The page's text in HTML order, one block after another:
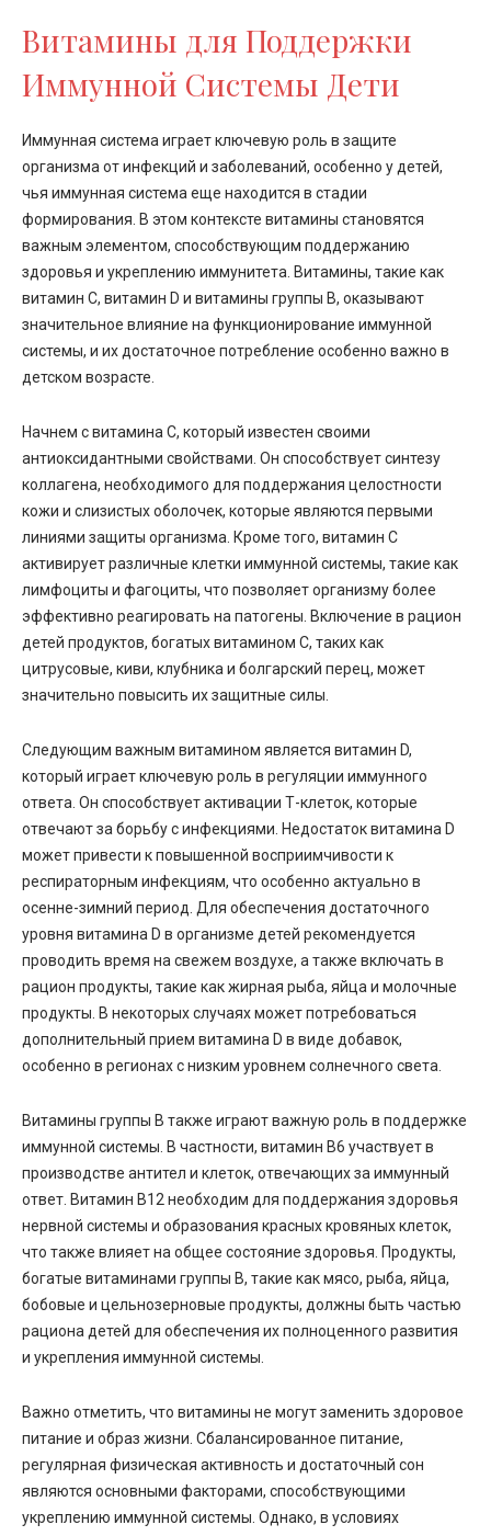
Витамины для Поддержки
Иммунной Системы Дети
Иммунная система играет ключевую роль в защите
организма от инфекций и заболеваний, особенно у детей,
чья иммунная система еще находится в стадии
формирования. В этом контексте витамины становятся
важным элементом, способствующим поддержанию
здоровья и укреплению иммунитета. Витамины, такие как
витамин C, витамин D и витамины группы B, оказывают
значительное влияние на функционирование иммунной
системы, и их достаточное потребление особенно важно в
детском возрасте.
Начнем с витамина C, который известен своими
антиоксидантными свойствами. Он способствует синтезу
коллагена, необходимого для поддержания целостности
кожи и слизистых оболочек, которые являются первыми
линиями защиты организма. Кроме того, витамин C
активирует различные клетки иммунной системы, такие как
лимфоциты и фагоциты, что позволяет организму более
эффективно реагировать на патогены. Включение в рацион
детей продуктов, богатых витамином C, таких как
цитрусовые, киви, клубника и болгарский перец, может
значительно повысить их защитные силы.
Следующим важным витамином является витамин D,
который играет ключевую роль в регуляции иммунного
ответа. Он способствует активации Т-клеток, которые
отвечают за борьбу с инфекциями. Недостаток витамина D
может привести к повышенной восприимчивости к
респираторным инфекциям, что особенно актуально в
осенне-зимний период. Для обеспечения достаточного
уровня витамина D в организме детей рекомендуется
проводить время на свежем воздухе, а также включать в
рацион продукты, такие как жирная рыба, яйца и молочные
продукты. В некоторых случаях может потребоваться
дополнительный прием витамина D в виде добавок,
особенно в регионах с низким уровнем солнечного света.
Витамины группы B также играют важную роль в поддержке
иммунной системы. В частности, витамин B6 участвует в
производстве антител и клеток, отвечающих за иммунный
ответ. Витамин B12 необходим для поддержания здоровья
нервной системы и образования красных кровяных клеток,
что также влияет на общее состояние здоровья. Продукты,
богатые витаминами группы B, такие как мясо, рыба, яйца,
бобовые и цельнозерновые продукты, должны быть частью
рациона детей для обеспечения их полноценного развития
и укрепления иммунной системы.
Важно отметить, что витамины не могут заменить здоровое
питание и образ жизни. Сбалансированное питание,
регулярная физическая активность и достаточный сон
являются основными факторами, способствующими
укреплению иммунной системы. Однако, в условиях